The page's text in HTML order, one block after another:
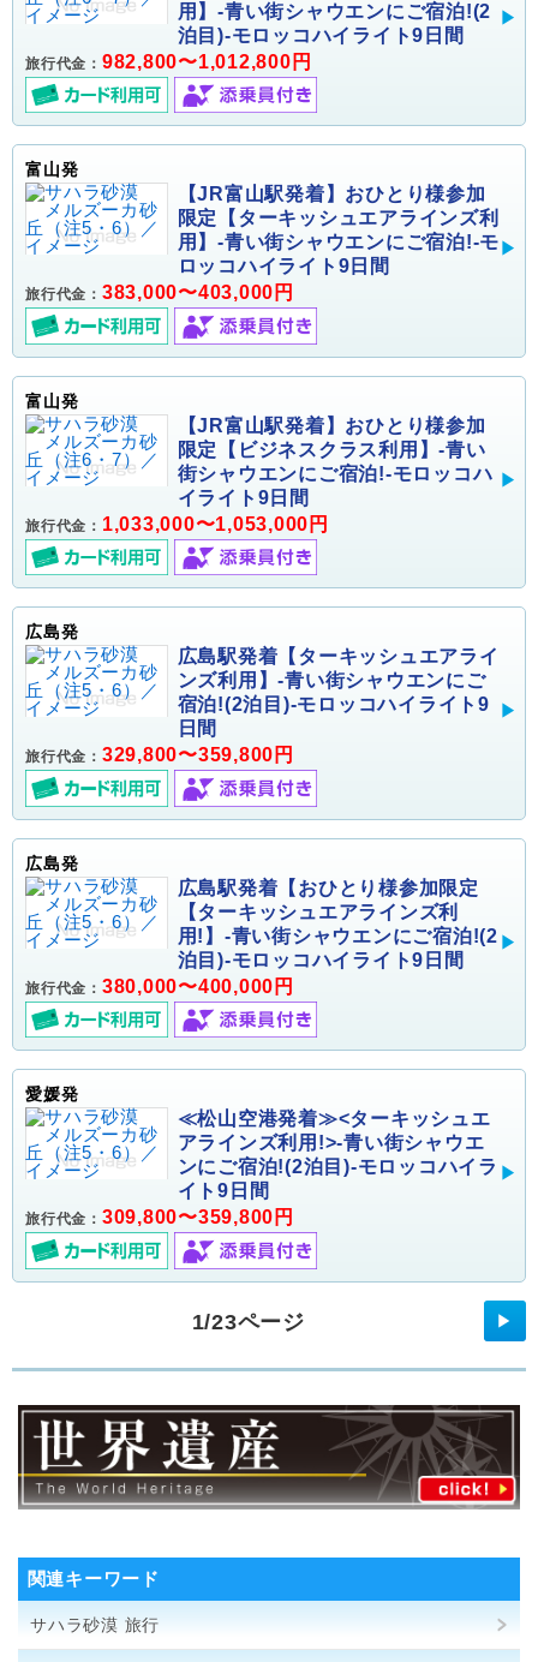
用】-青い街シャウエンにご宿泊!(2
泊目)-モロッコハイライト9日間
旅行代金： 982,800〜1,012,800円
富山発
【JR富山駅発着】おひとり様参加
限定【ターキッシュエアラインズ利
用】-青い街シャウエンにご宿泊!-モ
ロッコハイライト9日間
旅行代金： 383,000〜403,000円
富山発
【JR富山駅発着】おひとり様参加
限定【ビジネスクラス利用】-青い
街シャウエンにご宿泊!-モロッコハ
イライト9日間
旅行代金： 1,033,000〜1,053,000円
広島発
広島駅発着【ターキッシュエアライ
ンズ利用】-青い街シャウエンにご
宿泊!(2泊目)-モロッコハイライト9
日間
旅行代金： 329,800〜359,800円
広島発
広島駅発着【おひとり様参加限定
【ターキッシュエアラインズ利
用!】-青い街シャウエンにご宿泊!(2
泊目)-モロッコハイライト9日間
旅行代金： 380,000〜400,000円
愛媛発
≪松山空港発着≫<ターキッシュエ
アラインズ利用!>-青い街シャウエ
ンにご宿泊!(2泊目)-モロッコハイラ
イト9日間
旅行代金： 309,800〜359,800円
1/23ページ ▶
関連キーワード
サハラ砂漠 旅行